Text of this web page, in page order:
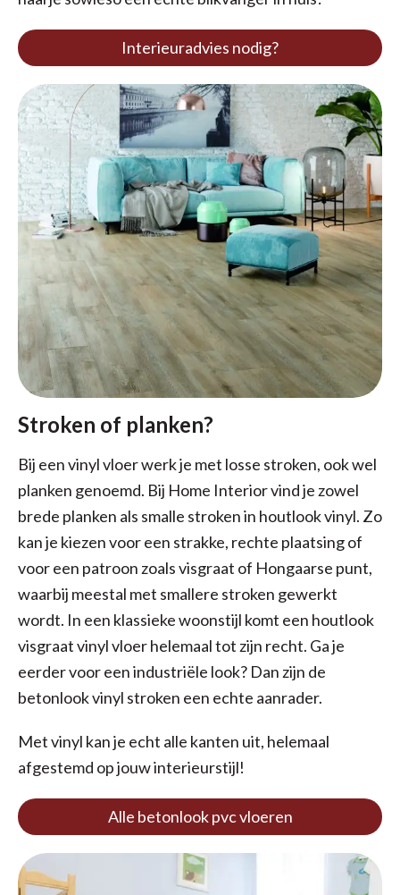
Interieuradvies nodig?
Stroken of planken?
Bij een vinyl vloer werk je met losse stroken, ook wel
planken genoemd. Bij Home Interior vind je zowel
brede planken als smalle stroken in houtlook vinyl. Zo
kan je kiezen voor een strakke, rechte plaatsing of
voor een patroon zoals visgraat of Hongaarse punt,
waarbij meestal met smallere stroken gewerkt
wordt. In een klassieke woonstijl komt een houtlook
visgraat vinyl vloer helemaal tot zijn recht. Ga je
eerder voor een industriële look? Dan zijn de
betonlook vinyl stroken een echte aanrader.
Met vinyl kan je echt alle kanten uit, helemaal
afgestemd op jouw interieurstijl!
Alle betonlook pvc vloeren